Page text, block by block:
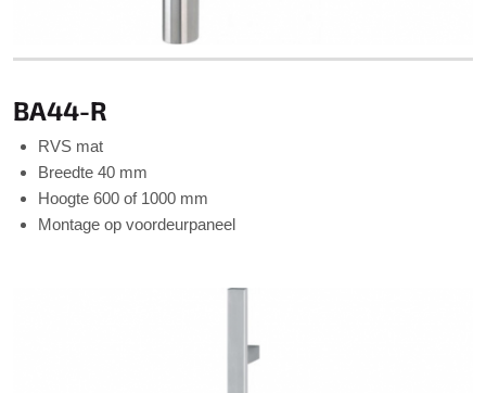
BA44-R
RVS mat
Breedte 40 mm
Hoogte 600 of 1000 mm
Montage op voordeurpaneel